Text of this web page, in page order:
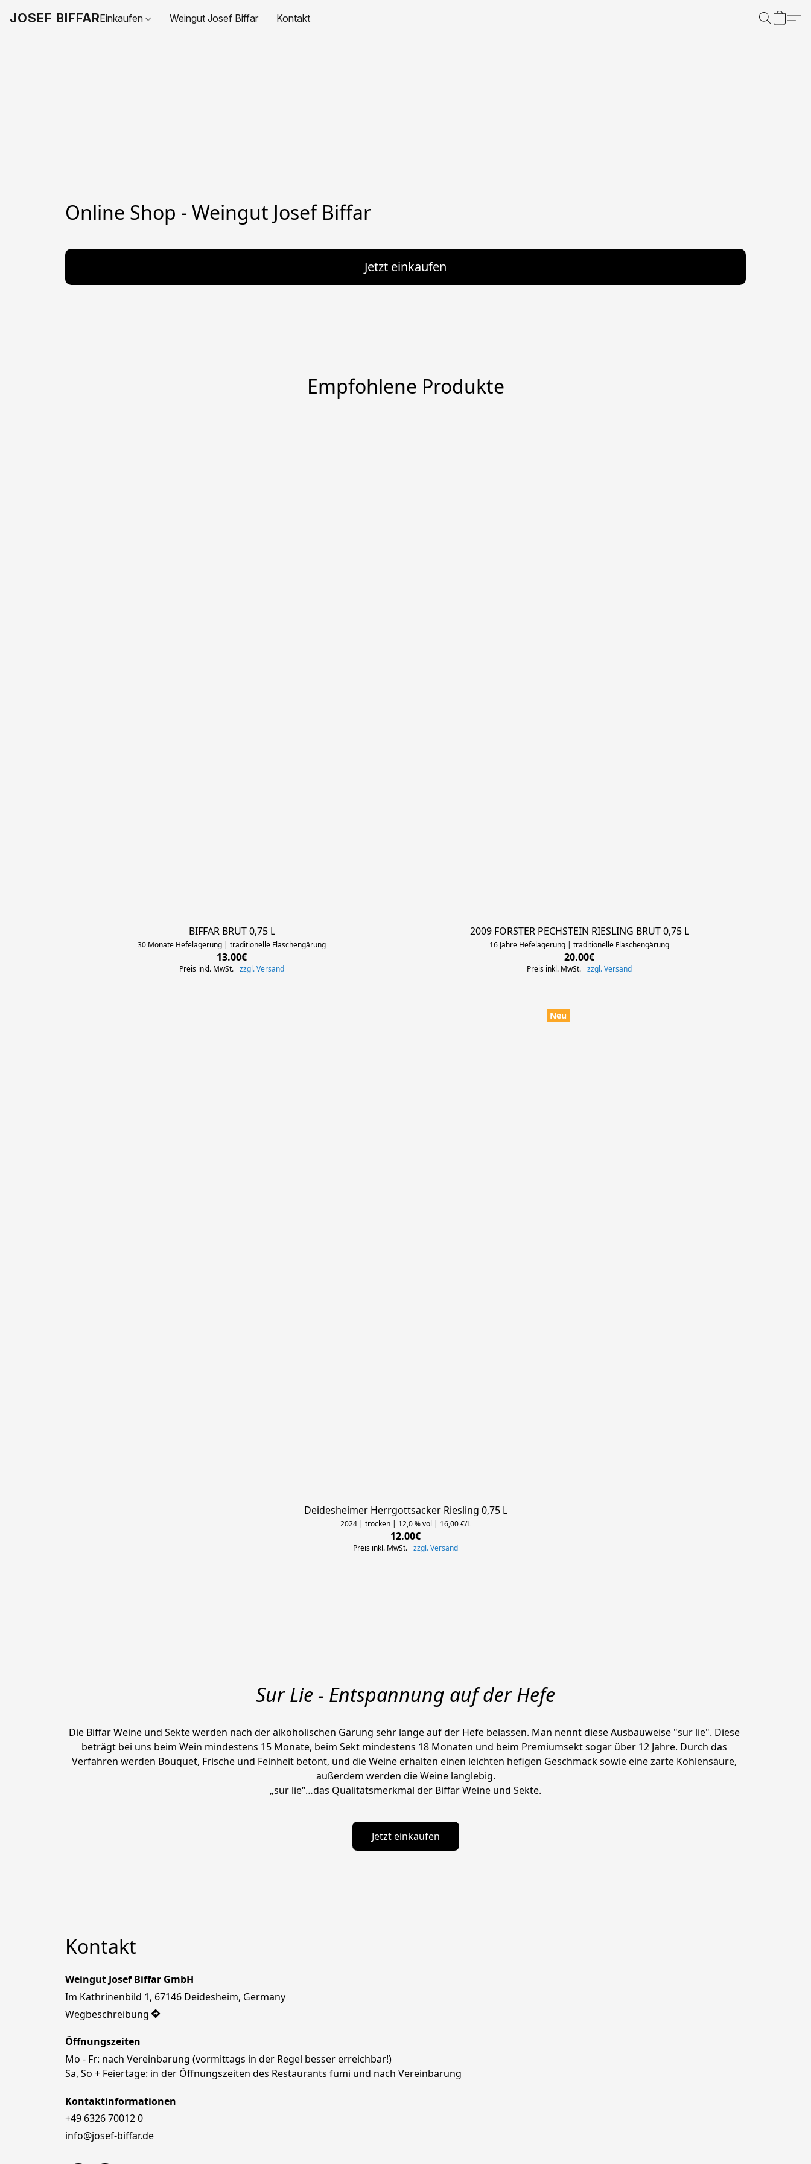
JOSEF BIFFAREinkaufen Weingut Josef Biffar Kontakt
Online Shop - Weingut Josef Biffar
Jetzt einkaufen
Empfohlene Produkte
BIFFAR BRUT 0,75 L
30 Monate Hefelagerung | traditionelle Flaschengärung
13.00€
Preis inkl. MwSt. zzgl. Versand
2009 FORSTER PECHSTEIN RIESLING BRUT 0,75 L
16 Jahre Hefelagerung | traditionelle Flaschengärung
20.00€
Preis inkl. MwSt. zzgl. Versand
Neu
Deidesheimer Herrgottsacker Riesling 0,75 L
2024 | trocken | 12,0 % vol | 16,00 €/L
12.00€
Preis inkl. MwSt. zzgl. Versand
Sur Lie - Entspannung auf der Hefe
Die Biffar Weine und Sekte werden nach der alkoholischen Gärung sehr lange auf der Hefe belassen. Man nennt diese Ausbauweise "sur lie". Diese
beträgt bei uns beim Wein mindestens 15 Monate, beim Sekt mindestens 18 Monaten und beim Premiumsekt sogar über 12 Jahre. Durch das
Verfahren werden Bouquet, Frische und Feinheit betont, und die Weine erhalten einen leichten hefigen Geschmack sowie eine zarte Kohlensäure,
außerdem werden die Weine langlebig.
„sur lie“…das Qualitätsmerkmal der Biffar Weine und Sekte.
Jetzt einkaufen
Kontakt
Weingut Josef Biffar GmbH
Im Kathrinenbild 1, 67146 Deidesheim, Germany
Wegbeschreibung
Öffnungszeiten
Mo - Fr: nach Vereinbarung (vormittags in der Regel besser erreichbar!)
Sa, So + Feiertage: in der Öffnungszeiten des Restaurants fumi und nach Vereinbarung
Kontaktinformationen
+49 6326 70012 0
info@josef-biffar.de